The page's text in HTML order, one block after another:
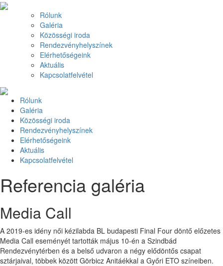
Rólunk
Galéria
Közösségi iroda
Rendezvényhelyszínek
Elérhetőségeink
Aktuális
Kapcsolatfelvétel
Rólunk
Galéria
Közösségi iroda
Rendezvényhelyszínek
Elérhetőségeink
Aktuális
Kapcsolatfelvétel
Referencia galéria
Media Call
A 2019-es idény női kézilabda BL budapesti Final Four döntő előzetes
Media Call eseményét tartották május 10-én a Szindbád
Rendezvénytérben és a belső udvaron a négy elődöntős csapat
sztárjaival, többek között Görbicz Anitáékkal a Győri ETO színeiben.